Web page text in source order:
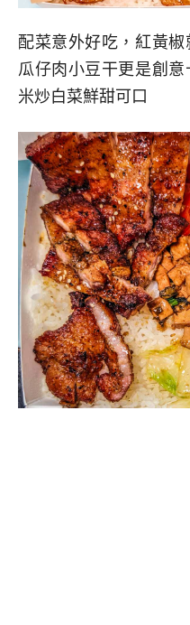
配菜意外好吃，紅黃椒
瓜仔肉小豆干更是創
米炒白菜鮮甜可口